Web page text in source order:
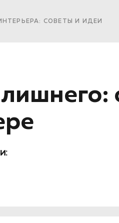
СОВЕТЫ И ИДЕИ